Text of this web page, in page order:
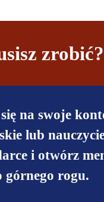
zrobić?
na swoje
lub
i otwórz
górnego rogu.